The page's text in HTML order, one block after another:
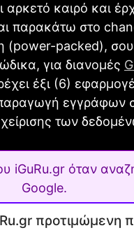
αρκετό καιρό και
παρακάτω στο
(power-packed),
για διανομές
έξι (6)
εγγράφων
των
iGuRu.gr όταν
Google.
προτιμώμενη